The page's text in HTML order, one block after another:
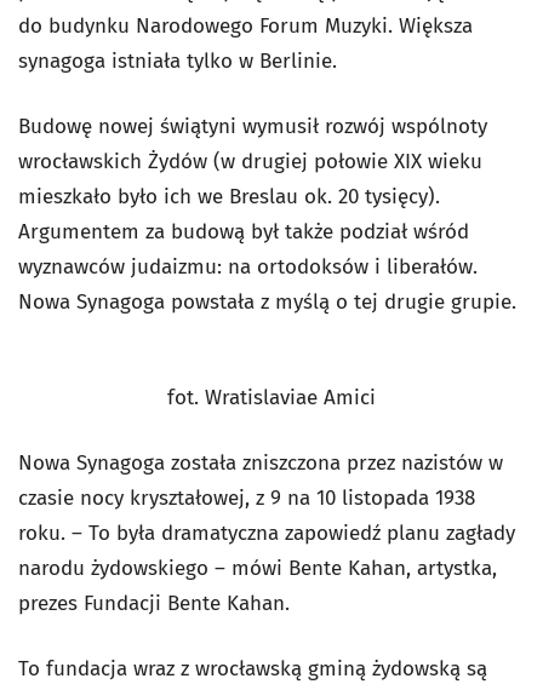
do budynku Narodowego Forum Muzyki. Większa
synagoga istniała tylko w Berlinie.
Budowę nowej świątyni wymusił rozwój wspólnoty
wrocławskich Żydów (w drugiej połowie XIX wieku
mieszkało było ich we Breslau ok. 20 tysięcy).
Argumentem za budową był także podział wśród
wyznawców judaizmu: na ortodoksów i liberałów.
Nowa Synagoga powstała z myślą o tej drugie grupie.
fot. Wratislaviae Amici
Nowa Synagoga została zniszczona przez nazistów w
czasie nocy kryształowej, z 9 na 10 listopada 1938
roku. – To była dramatyczna zapowiedź planu zagłady
narodu żydowskiego – mówi Bente Kahan, artystka,
prezes Fundacji Bente Kahan.
To fundacja wraz z wrocławską gminą żydowską są